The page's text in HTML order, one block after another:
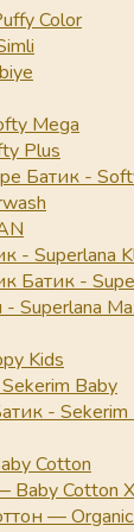
Color
Mega
Plus
Батик -
- Superlana
Батик -
Superlana
Kids
Baby
- Sekerim
Cotton
Baby Cotton
—